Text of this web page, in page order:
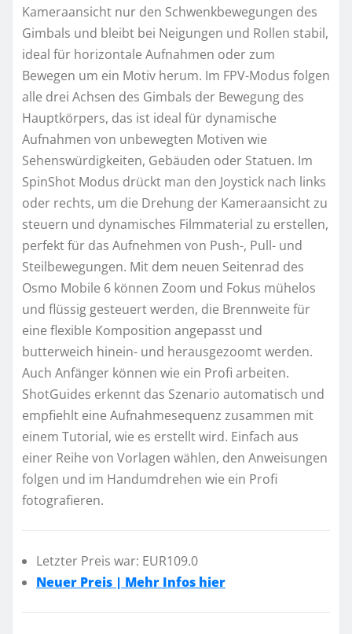
Kameraansicht nur den Schwenkbewegungen des
Gimbals und bleibt bei Neigungen und Rollen stabil,
ideal für horizontale Aufnahmen oder zum
Bewegen um ein Motiv herum. Im FPV-Modus folgen
alle drei Achsen des Gimbals der Bewegung des
Hauptkörpers, das ist ideal für dynamische
Aufnahmen von unbewegten Motiven wie
Sehenswürdigkeiten, Gebäuden oder Statuen. Im
SpinShot Modus drückt man den Joystick nach links
oder rechts, um die Drehung der Kameraansicht zu
steuern und dynamisches Filmmaterial zu erstellen,
perfekt für das Aufnehmen von Push-, Pull- und
Steilbewegungen. Mit dem neuen Seitenrad des
Osmo Mobile 6 können Zoom und Fokus mühelos
und flüssig gesteuert werden, die Brennweite für
eine flexible Komposition angepasst und
butterweich hinein- und herausgezoomt werden.
Auch Anfänger können wie ein Profi arbeiten.
ShotGuides erkennt das Szenario automatisch und
empfiehlt eine Aufnahmesequenz zusammen mit
einem Tutorial, wie es erstellt wird. Einfach aus
einer Reihe von Vorlagen wählen, den Anweisungen
folgen und im Handumdrehen wie ein Profi
fotografieren.
Letzter Preis war: EUR109.0
Neuer Preis | Mehr Infos hier